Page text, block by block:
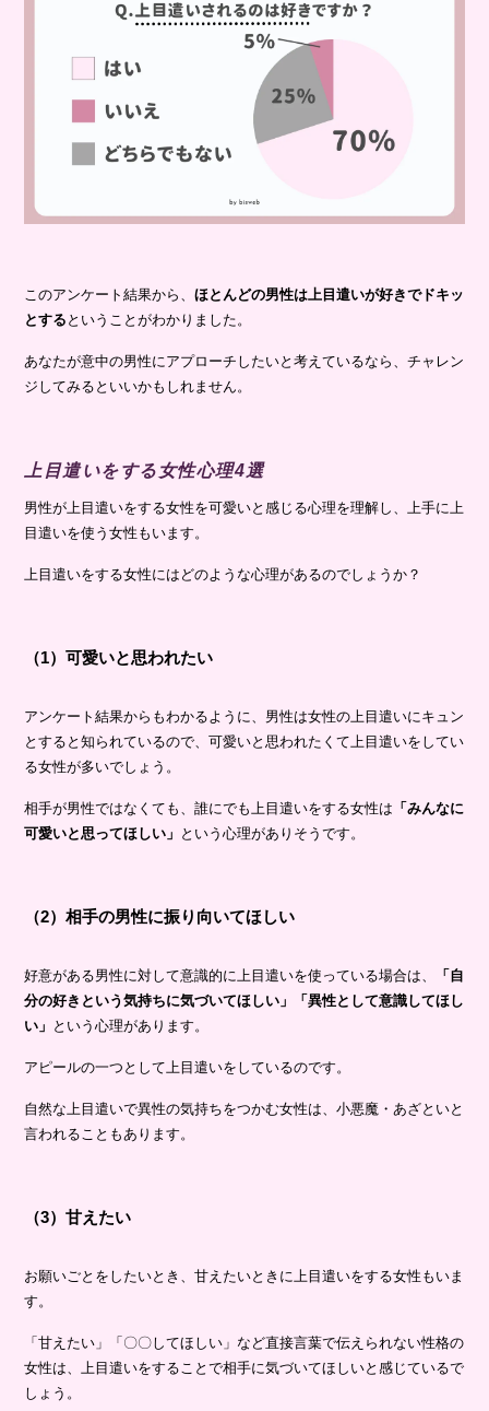
このアンケート結果から、ほとんどの男性は上目遣いが好きでドキッ
とする ということがわかりました。
あなたが意中の男性にアプローチしたいと考えているなら、チャレン
ジしてみるといいかもしれません。
上目遣いをする女性心理4選
男性が上目遣いをする女性を可愛いと感じる心理を理解し、上手に上
目遣いを使う女性もいます。
上目遣いをする女性にはどのような心理があるのでしょうか？
（1）可愛いと思われたい
アンケート結果からもわかるように、男性は女性の上目遣いにキュン
とすると知られているので、可愛いと思われたくて上目遣いをしてい
る女性が多いでしょう。
相手が男性ではなくても、誰にでも上目遣いをする女性は 「みんなに
可愛いと思ってほしい」 という心理がありそうです。
（2）相手の男性に振り向いてほしい
好意がある男性に対して意識的に上目遣いを使っている場合は、
「自
分の好きという気持ちに気づいてほしい」「異性として意識してほし
い」 という心理があります。
アピールの一つとして上目遣いをしているのです。
自然な上目遣いで異性の気持ちをつかむ女性は、小悪魔・あざといと
言われることもあります。
（3）甘えたい
お願いごとをしたいとき、甘えたいときに上目遣いをする女性もいま
す。
「甘えたい」「〇〇してほしい」など直接言葉で伝えられない性格の
女性は、上目遣いをすることで相手に気づいてほしいと感じているで
しょう。